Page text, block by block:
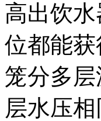
高出饮
位都能
笼分多
层水压